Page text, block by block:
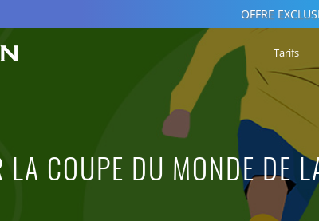
Tarifs
LA COUPE DU MONDE DE